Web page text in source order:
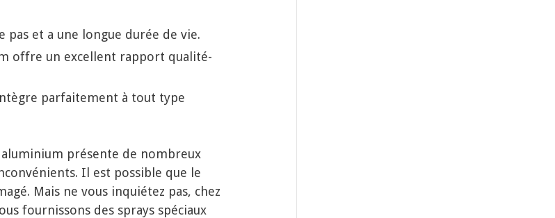
pas et a une longue durée de vie.
offre un excellent rapport qualité-
parfaitement à tout type
présente de nombreux
Il est possible que le
Mais ne vous inquiétez pas, chez
fournissons des sprays spéciaux